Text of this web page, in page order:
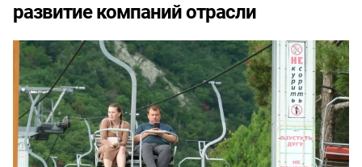
развитие компаний отрасли